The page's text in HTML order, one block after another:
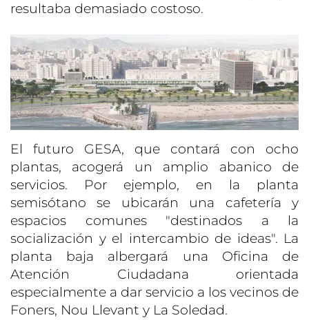
resultaba demasiado costoso.
El futuro GESA, que contará con ocho
plantas, acogerá un amplio abanico de
servicios. Por ejemplo, en la planta
semisótano se ubicarán una cafetería y
espacios comunes "destinados a la
socialización y el intercambio de ideas". La
planta baja albergará una Oficina de
Atención Ciudadana orientada
especialmente a dar servicio a los vecinos de
Foners, Nou Llevant y La Soledad.